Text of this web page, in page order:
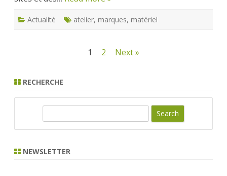
Actualité atelier, marques, matériel
publications
1 2 Next »
RECHERCHE
r
NEWSLETTER